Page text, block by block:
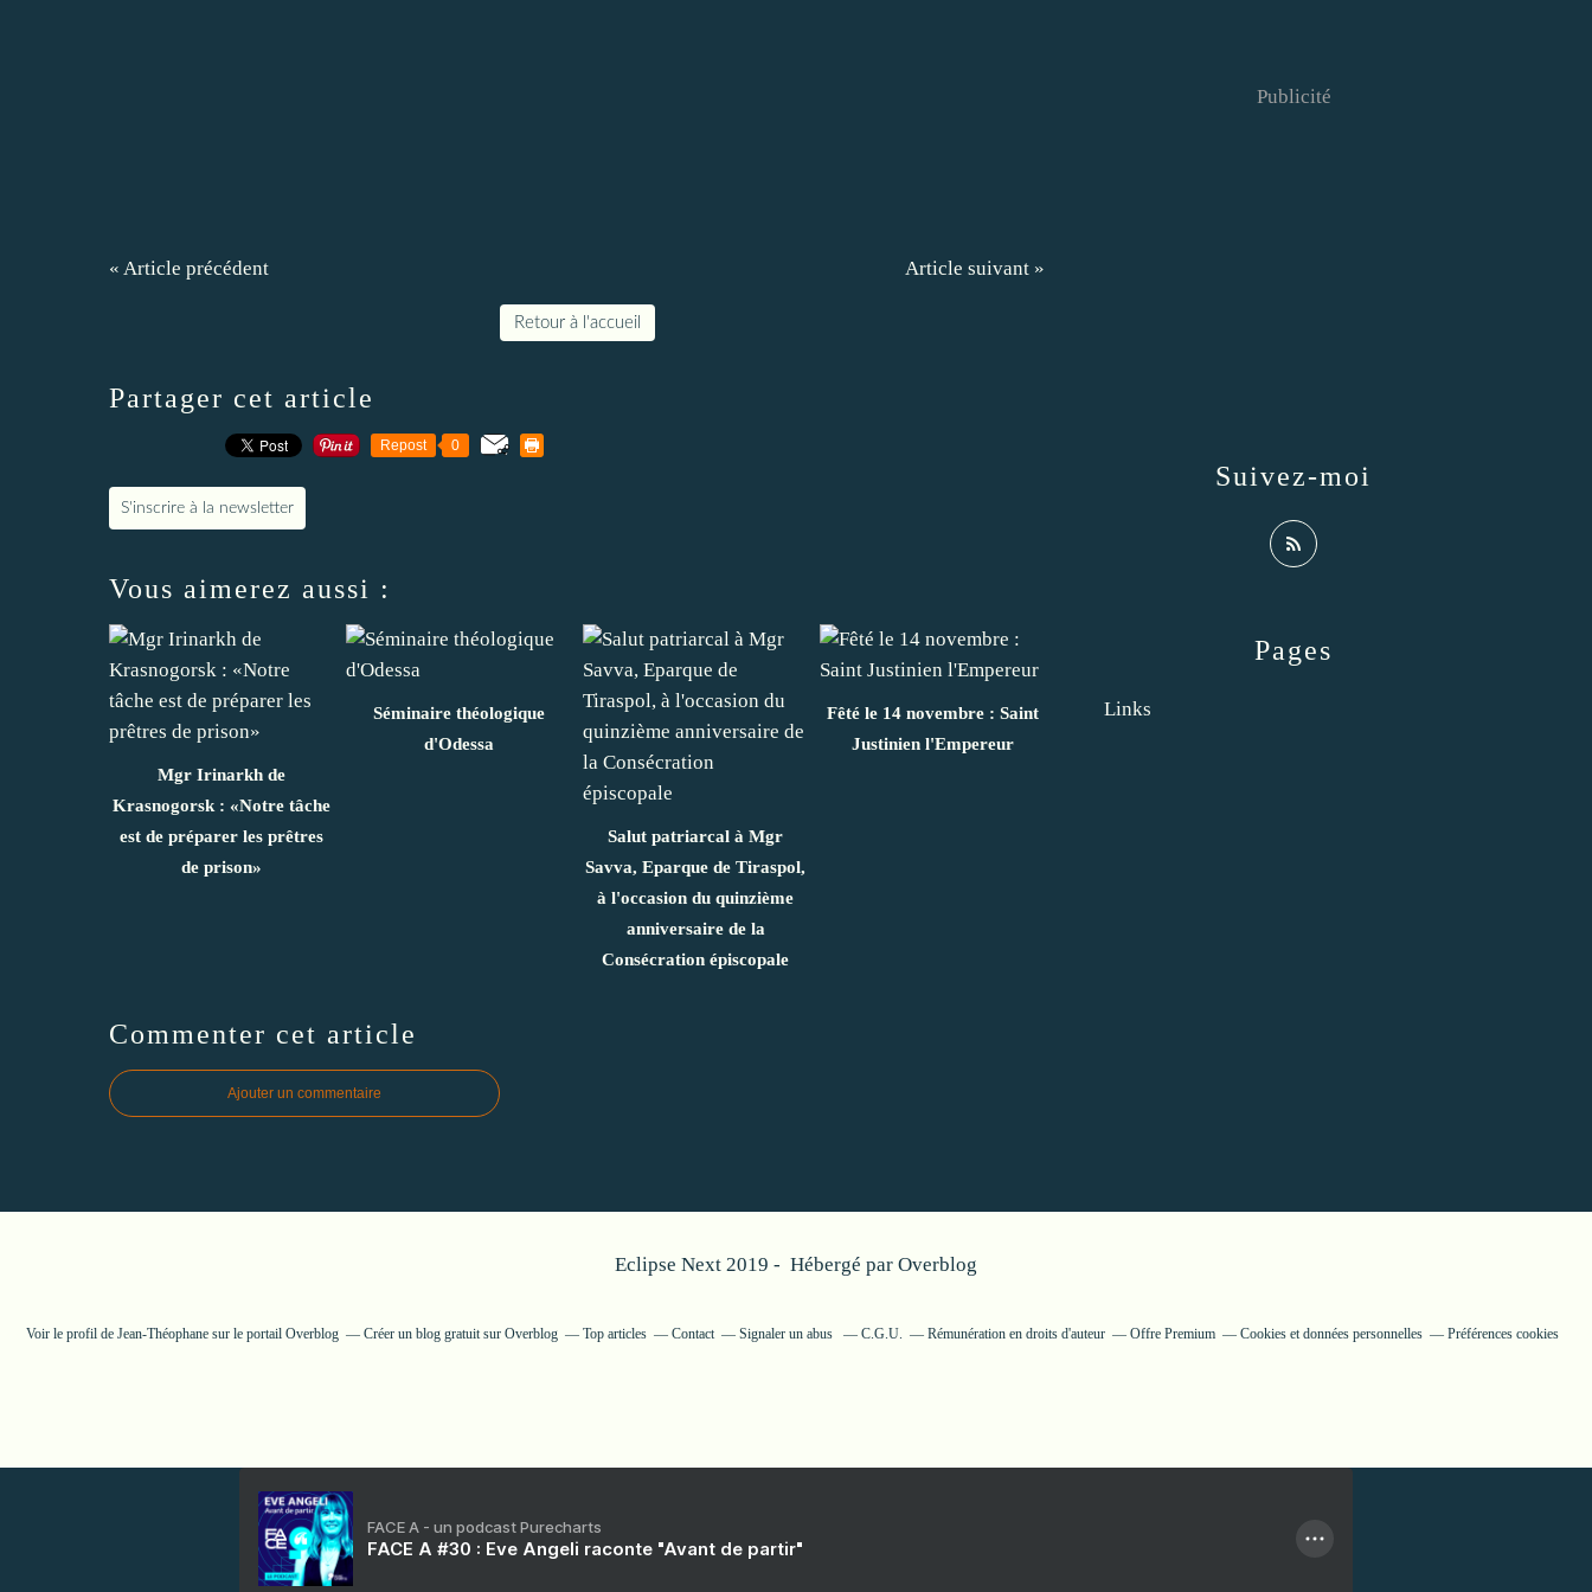
« Article précédent Article suivant »
Retour à l'accueil
Partager cet article
Repost 0
S'inscrire à la newsletter
Vous aimerez aussi :
Mgr Irinarkh de
Krasnogorsk : «Notre tâche
est de préparer les prêtres
de prison»
Séminaire théologique
d'Odessa
Salut patriarcal à Mgr
Savva, Eparque de Tiraspol,
à l'occasion du quinzième
anniversaire de la
Consécration épiscopale
Fêté le 14 novembre : Saint
Justinien l'Empereur
Commenter cet article
Ajouter un commentaire
Pages
Links
Suivez-moi
Publicité
Eclipse Next 2019 - Hébergé par Overblog
Voir le profil de Jean-Théophane sur le portail Overblog Créer un blog gratuit sur Overblog Top articles Contact Signaler un abus C.G.U. Rémunération en droits d'auteur Offre Premium Cookies et données personnelles Préférences cookies
FACE A - un podcast Purecharts
FACE A #30 : Eve Angeli raconte "Avant de partir"